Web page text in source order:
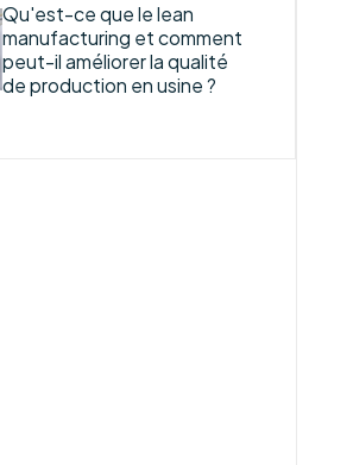
Qu'est-ce que le lean
manufacturing et comment
peut-il améliorer la qualité
de production en usine ?